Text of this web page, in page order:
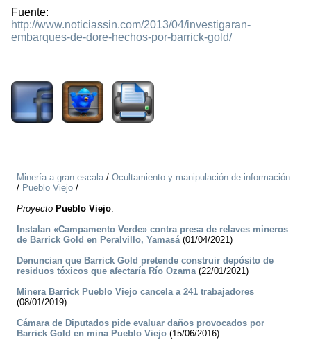
Fuente:
http://www.noticiassin.com/2013/04/investigaran-
embarques-de-dore-hechos-por-barrick-gold/
Minería a gran escala/ Ocultamiento y manipulación de información
/ Pueblo Viejo /
Proyecto Pueblo Viejo:
Instalan «Campamento Verde» contra presa de relaves mineros
de Barrick Gold en Peralvillo, Yamasá(01/04/2021)
Denuncian que Barrick Gold pretende construir depósito de
residuos tóxicos que afectaría Río Ozama(22/01/2021)
Minera Barrick Pueblo Viejo cancela a 241 trabajadores
(08/01/2019)
Cámara de Diputados pide evaluar daños provocados por
Barrick Gold en mina Pueblo Viejo (15/06/2016)